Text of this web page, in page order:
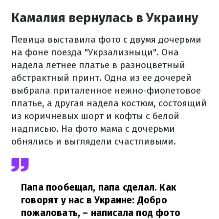
Камалия вернулась в Украину
Певица выставила фото с двумя дочерьми
на фоне поезда "Укрзализныци". Она
надела летнее платье в разноцветный
абстрактный принт. Одна из ее дочерей
выбрала приталенное нежно-фиолетовое
платье, а другая надела костюм, состоящий
из коричневых шорт и кофты с белой
надписью. На фото мама с дочерьми
обнялись и выглядели счастливыми.
Папа пообещал, папа сделал. Как
говорят у нас в Украине: Добро
пожаловать, – написала под фото